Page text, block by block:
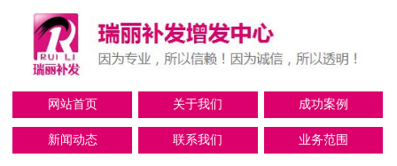
网站首页 关于我们 成功案例
新闻动态 联系我们 业务范围